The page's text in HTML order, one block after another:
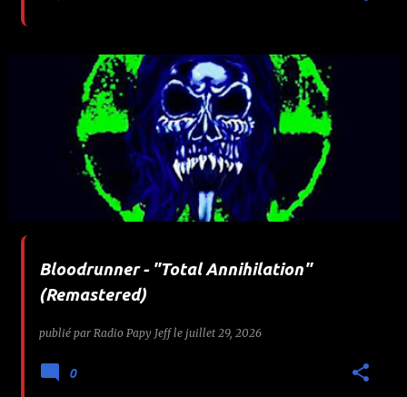
Bloodrunner - "Total Annihilation"
(Remastered)
publié par Radio Papy Jeff le juillet 29, 2026
0